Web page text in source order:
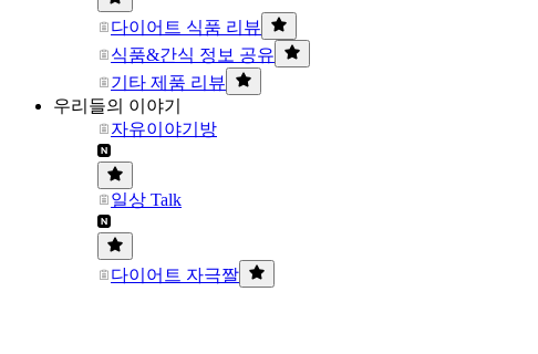
다이어트 식품 리뷰
식품&간식 정보 공유
기타 제품 리뷰
우리들의 이야기
자유이야기방
일상 Talk
다이어트 자극짤